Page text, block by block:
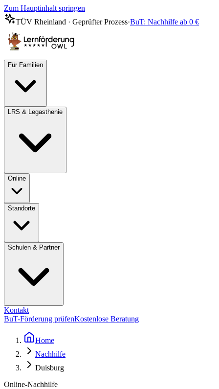
Zum Hauptinhalt springen
TÜV Rheinland · Geprüfter Prozess·BuT: Nachhilfe ab 0 €
Für Familien
LRS & Legasthenie
Online
Standorte
Schulen & Partner
Kontakt
BuT-Förderung prüfenKostenlose Beratung
Home
Nachhilfe
Duisburg
Online-Nachhilfe